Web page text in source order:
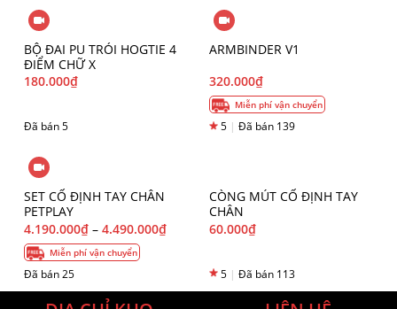
BỘ ĐAI PU TRÓI HOGTIE 4
ĐIỂM CHỮ X
180.000₫
Đã bán 5
ARMBINDER V1
320.000₫
Miễn phí vận chuyển
5 | Đã bán 139
SET CỐ ĐỊNH TAY CHÂN
PETPLAY
4.190.000₫ – 4.490.000₫
Miễn phí vận chuyển
Đã bán 25
CÒNG MÚT CỐ ĐỊNH TAY
CHÂN
60.000₫
5 | Đã bán 113